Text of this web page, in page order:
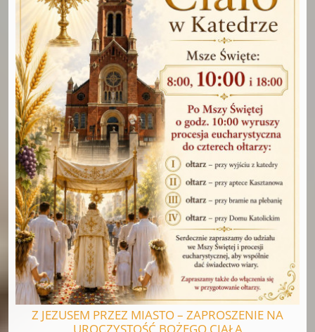
Z JEZUSEM PRZEZ MIASTO – ZAPROSZENIE NA
UROCZYSTOŚĆ BOŻEGO CIAŁA